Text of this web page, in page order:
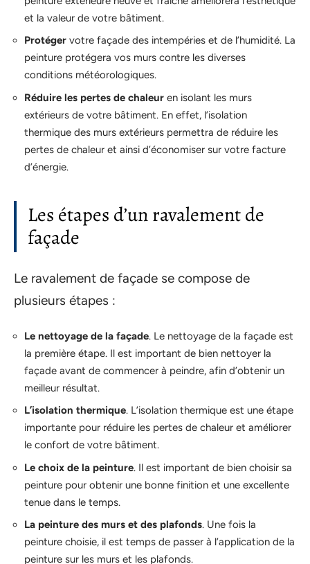
et la valeur de votre bâtiment.
Protéger votre façade des intempéries et de l’humidité. La
peinture protégera vos murs contre les diverses
conditions météorologiques.
Réduire les pertes de chaleur en isolant les murs
extérieurs de votre bâtiment. En effet, l’isolation
thermique des murs extérieurs permettra de réduire les
pertes de chaleur et ainsi d’économiser sur votre facture
d’énergie.
Les étapes d’un ravalement de
façade
Le ravalement de façade se compose de
plusieurs étapes :
Le nettoyage de la façade. Le nettoyage de la façade est
la première étape. Il est important de bien nettoyer la
façade avant de commencer à peindre, afin d’obtenir un
meilleur résultat.
L’isolation thermique. L’isolation thermique est une étape
importante pour réduire les pertes de chaleur et améliorer
le confort de votre bâtiment.
Le choix de la peinture. Il est important de bien choisir sa
peinture pour obtenir une bonne finition et une excellente
tenue dans le temps.
La peinture des murs et des plafonds. Une fois la
peinture choisie, il est temps de passer à l’application de la
peinture sur les murs et les plafonds.